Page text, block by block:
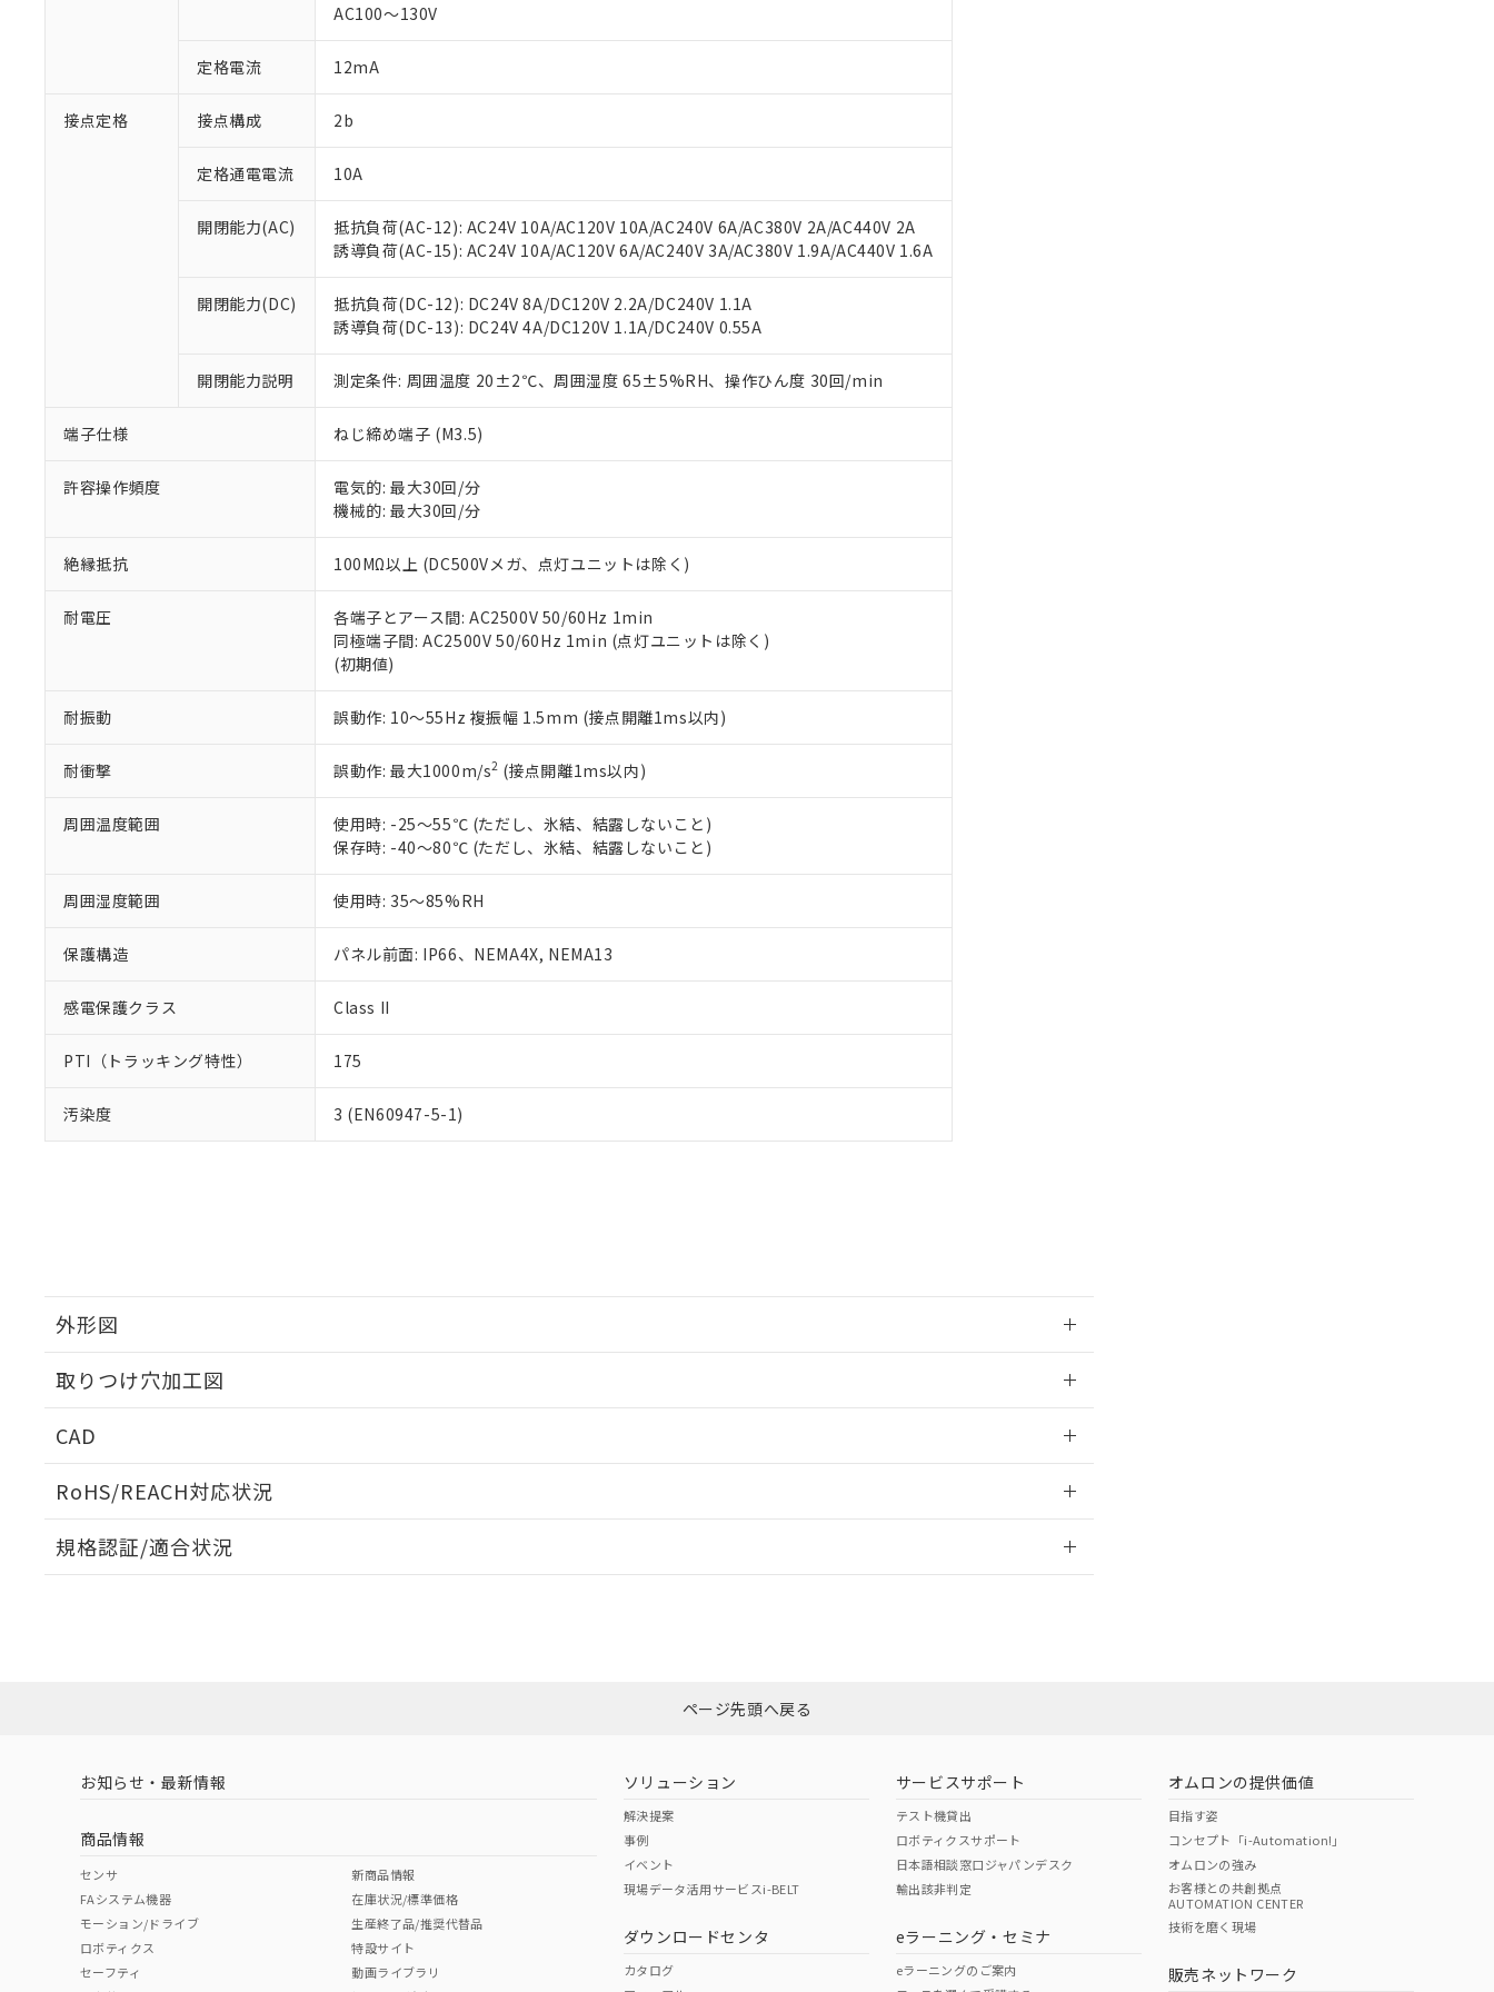
AC100～130V
定格電流 12mA
接点定格 接点構成 2b
定格通電電流 10A
開閉能力(AC)
抵抗負荷(AC-12): AC24V 10A/AC120V 10A/AC240V 6A/AC380V 2A/AC440V 2A
誘導負荷(AC-15): AC24V 10A/AC120V 6A/AC240V 3A/AC380V 1.9A/AC440V 1.6A
開閉能力(DC)
抵抗負荷(DC-12): DC24V 8A/DC120V 2.2A/DC240V 1.1A
誘導負荷(DC-13): DC24V 4A/DC120V 1.1A/DC240V 0.55A
開閉能力説明 測定条件: 周囲温度 20±2℃、周囲湿度 65±5%RH、操作ひん度 30回/min
端子仕様 ねじ締め端子 (M3.5)
許容操作頻度
電気的: 最大30回/分
機械的: 最大30回/分
絶縁抵抗 100MΩ以上 (DC500Vメガ、点灯ユニットは除く)
耐電圧
各端子とアース間: AC2500V 50/60Hz 1min
同極端子間: AC2500V 50/60Hz 1min (点灯ユニットは除く)
(初期値)
耐振動 誤動作: 10～55Hz 複振幅 1.5mm (接点開離1ms以内)
耐衝撃 誤動作: 最大1000m/s2 (接点開離1ms以内)
周囲温度範囲
使用時: -25～55℃ (ただし、氷結、結露しないこと)
保存時: -40～80℃ (ただし、氷結、結露しないこと)
周囲湿度範囲 使用時: 35～85%RH
保護構造 パネル前面: IP66、NEMA4X, NEMA13
感電保護クラス Class II
PTI（トラッキング特性） 175
汚染度 3 (EN60947-5-1)
外形図
取りつけ穴加工図
CAD
RoHS/REACH対応状況
EU RoHS 注意事項・凡例
ダウンロードはこちら
中国 RoHS 注意事項・凡例
中国 RoHS表
Pb Hg Cr(VI)
規格認証/適合状況
（イギリス
（ノルウェー
（日本
（アメリカ
この製品の規格認証/適合状況ページへ
その他の認証はこちらのページからご検索ください
以下の条件をお読みいただき、同意のうえご利用ください。
正式な納期状況および標準価格はお客様のお取引先、またはお客様担当のオムロン制御機器販売店・
当社販売員にご相談ください。
オムロン制御機器販売店や当社販売拠点は「販売ネットワーク
」をご確認ください。
在庫状況および標準価格結果を当社の事前の承諾なく第三者に漏洩または開示しないようお願いしま
す。
マイパーツ機能（部品リスト作成サービス）をご利用いただくには、I-Webメンバーズにご登録され
ている必要があります。
が、当社の製品・サービスに関するお客様との取引・商談に必要な範囲で利用することをご了承くだ
さい。
※当社の共同利用者とは、
いる法人を指します。
があります。
*EU RoHS指令（10物質）：
六価クロム(Cr(Ⅵ)) 1000ppm以下、ポリ臭化ビフェニル類(PBB) 1000ppm以下、ポリ臭化ジフェニルエーテル類(PBDE) 1000ppm以下、
但し、RoHS指令で産業用監視および制御機器に対する適用除外項目は除く。
フタル酸エステル類の４物質については閾値を超える意図的な使用がないことを確認しています。
※2 対応予定月
部品在庫の切り替え状況などにより、予定月が前後することがあります。
※3 非含有証明書ダウンロード
EU RoHS指令（10物質）の非含有証明書
51物質の非含有証明書（当社基準）
※本証明書は発行日時点で非含有を証明するもので、過去に遡って非含有を証明するものではありません。
また、RoHS指令のフタル酸エステル類４物質の対応では、対応完了までの期間は出荷製品に未対応品が
混在することから備考欄に対応日を記載しておりました。
既に当社にて対応品への在庫切替を完了していることから、特段のことがない限り、2022年1月12日よ
「×」：最大均質材料含有率が中国RoHSの基準値を超えていることを示します。
「－」：未確認です。当社販売部門へお問い合わせください。
Pb(鉛) :1000ppm、 Hg(水銀) : 1000ppm、 Cd(カドミウム) : 100ppm、
DBP(フタル酸ジブチル) : 1000ppm、 DIBP(フタル酸ジイソブチル) : 1000ppm、 BBP(フタル酸ブチルベンジル) : 1000ppm、
※2 環境保護使用期限
「ｅ」：有害物質（10物質）のすべてが基準値以下であることを示します。
「10」：通常の使用状況下において有害物質が外部に漏えいし、環境に深刻な影響を及ぼさない年数を意
味します。
「－」：未確認です。当社販売部門へお問い合わせください。
う）を輸出または国外への提供する場合は、日本国政府の輸出許可(または役務取引許可)を取得する
置等に一切使用いたしません。
当社は、貴社製品を第三者に販売する場合は、上記1、2および3の内容を当該第三者に通知します。
また当社は、販売先および販売に係わる関係者が違法に輸出するおそれがある場合は、取り引きをい
たしません。
記
説明
△ 一定数には満たないが在庫あり
－
在庫なし(最新の在庫状況については、お客様のお取引先、またはお客様担当のオムロン制御
機器販売店・当社販売員にご確認ください)
空
白
受注生産機種、また在庫状況の情報を公開していない機種
ページ先頭へ戻る
お知らせ・最新情報
商品情報
センサ
FAシステム機器
モーション/ドライブ
ロボティクス
セーフティ
新商品情報
在庫状況/標準価格
生産終了品/推奨代替品
特設サイト
動画ライブラリ
ソリューション
解決提案
事例
イベント
現場データ活用サービスi-BELT
ダウンロードセンタ
カタログ
サービスサポート
テスト機貸出
ロボティクスサポート
日本語相談窓口ジャパンデスク
輸出該非判定
eラーニング・セミナ
eラーニングのご案内
オムロンの提供価値
目指す姿
コンセプト「i-Automation!」
オムロンの強み
お客様との共創拠点
AUTOMATION CENTER
技術を磨く現場
販売ネットワーク